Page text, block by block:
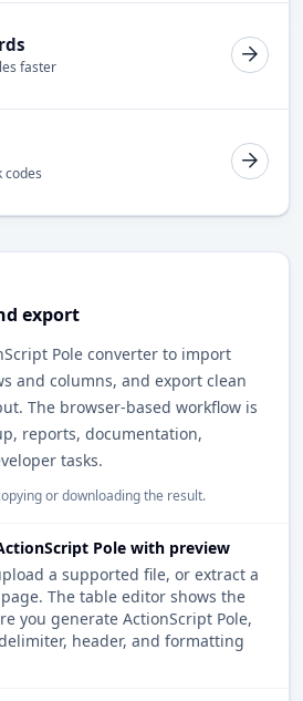
faster
codes
export
Pole converter to import
and columns, and export clean
The browser-based workflow is
reports, documentation,
tasks.
or downloading the result.
Pole with preview
a supported file, or extract a
The table editor shows the
you generate ActionScript Pole,
header, and formatting